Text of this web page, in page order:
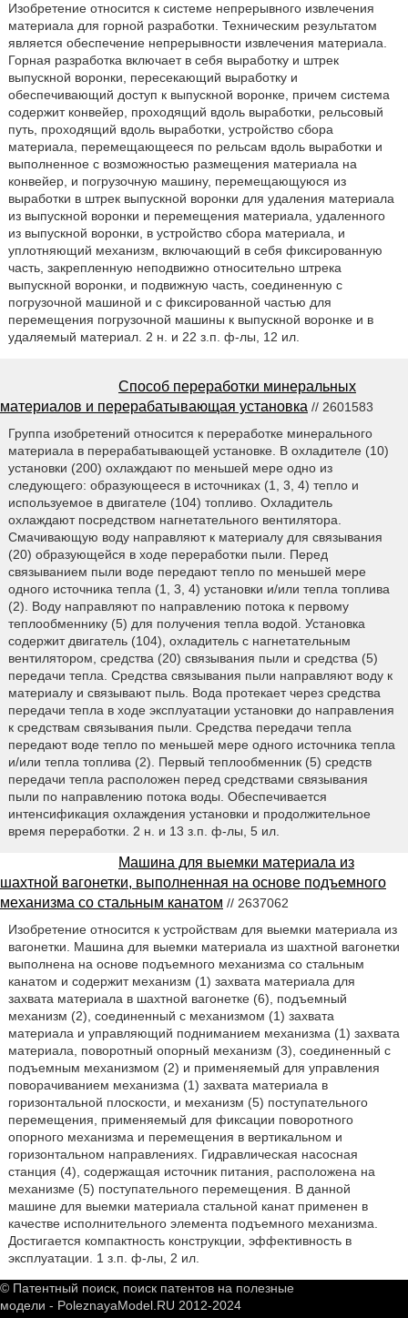
Изобретение относится к системе непрерывного извлечения
материала для горной разработки. Техническим результатом
является обеспечение непрерывности извлечения материала.
Горная разработка включает в себя выработку и штрек
выпускной воронки, пересекающий выработку и
обеспечивающий доступ к выпускной воронке, причем система
содержит конвейер, проходящий вдоль выработки, рельсовый
путь, проходящий вдоль выработки, устройство сбора
материала, перемещающееся по рельсам вдоль выработки и
выполненное с возможностью размещения материала на
конвейер, и погрузочную машину, перемещающуюся из
выработки в штрек выпускной воронки для удаления материала
из выпускной воронки и перемещения материала, удаленного
из выпускной воронки, в устройство сбора материала, и
уплотняющий механизм, включающий в себя фиксированную
часть, закрепленную неподвижно относительно штрека
выпускной воронки, и подвижную часть, соединенную с
погрузочной машиной и с фиксированной частью для
перемещения погрузочной машины к выпускной воронке и в
удаляемый материал. 2 н. и 22 з.п. ф-лы, 12 ил.
Способ переработки минеральных
материалов и перерабатывающая установка // 2601583
Группа изобретений относится к переработке минерального
материала в перерабатывающей установке. В охладителе (10)
установки (200) охлаждают по меньшей мере одно из
следующего: образующееся в источниках (1, 3, 4) тепло и
используемое в двигателе (104) топливо. Охладитель
охлаждают посредством нагнетательного вентилятора.
Смачивающую воду направляют к материалу для связывания
(20) образующейся в ходе переработки пыли. Перед
связыванием пыли воде передают тепло по меньшей мере
одного источника тепла (1, 3, 4) установки и/или тепла топлива
(2). Воду направляют по направлению потока к первому
теплообменнику (5) для получения тепла водой. Установка
содержит двигатель (104), охладитель с нагнетательным
вентилятором, средства (20) связывания пыли и средства (5)
передачи тепла. Средства связывания пыли направляют воду к
материалу и связывают пыль. Вода протекает через средства
передачи тепла в ходе эксплуатации установки до направления
к средствам связывания пыли. Средства передачи тепла
передают воде тепло по меньшей мере одного источника тепла
и/или тепла топлива (2). Первый теплообменник (5) средств
передачи тепла расположен перед средствами связывания
пыли по направлению потока воды. Обеспечивается
интенсификация охлаждения установки и продолжительное
время переработки. 2 н. и 13 з.п. ф-лы, 5 ил.
Машина для выемки материала из
шахтной вагонетки, выполненная на основе подъемного
механизма со стальным канатом // 2637062
Изобретение относится к устройствам для выемки материала из
вагонетки. Машина для выемки материала из шахтной вагонетки
выполнена на основе подъемного механизма со стальным
канатом и содержит механизм (1) захвата материала для
захвата материала в шахтной вагонетке (6), подъемный
механизм (2), соединенный с механизмом (1) захвата
материала и управляющий подниманием механизма (1) захвата
материала, поворотный опорный механизм (3), соединенный с
подъемным механизмом (2) и применяемый для управления
поворачиванием механизма (1) захвата материала в
горизонтальной плоскости, и механизм (5) поступательного
перемещения, применяемый для фиксации поворотного
опорного механизма и перемещения в вертикальном и
горизонтальном направлениях. Гидравлическая насосная
станция (4), содержащая источник питания, расположена на
механизме (5) поступательного перемещения. В данной
машине для выемки материала стальной канат применен в
качестве исполнительного элемента подъемного механизма.
Достигается компактность конструкции, эффективность в
эксплуатации. 1 з.п. ф-лы, 2 ил.
© Патентный поиск, поиск патентов на полезные
модели - PoleznayaModel.RU 2012-2024